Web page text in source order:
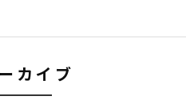
カイブ